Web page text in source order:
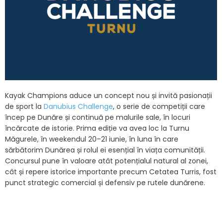
Kayak Champions aduce un concept nou și invită pasionații
de sport la Danubius Challenge, o serie de competiții care
încep pe Dunăre și continuă pe malurile sale, în locuri
încărcate de istorie. Prima ediție va avea loc la Turnu
Măgurele, în weekendul 20–21 iunie, în luna în care
sărbătorim Dunărea și rolul ei esențial în viața comunității.
Concursul pune în valoare atât potențialul natural al zonei,
cât și repere istorice importante precum Cetatea Turris, fost
punct strategic comercial și defensiv pe rutele dunărene.